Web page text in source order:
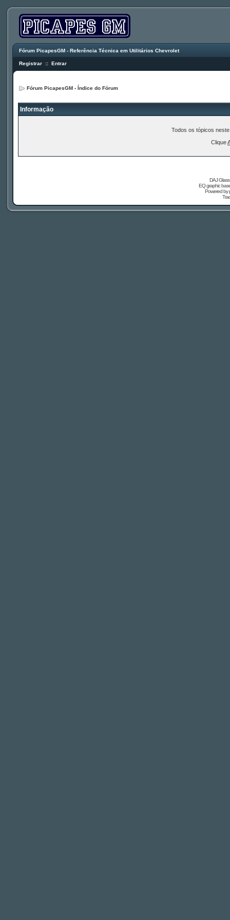
Fórum PicapesGM - Referência Técnica em Utilitários Chevrolet
Registrar :: Entrar
Fórum PicapesGM - Índice do Fórum
Informação
Todos os tópicos
Clique
DAJ
EQ graphic
Powered by